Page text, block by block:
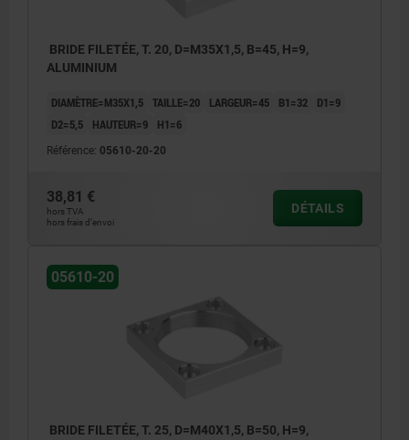
BRIDE FILETÉE, T. 20, D=M35X1,5, B=45, H=9,
ALUMINIUM
DIAMÈTRE=M35X1,5 TAILLE=20 LARGEUR=45 B1=32
D1=9
D2=5,5
HAUTEUR=9 H1=6
Référence: 05610-20-20
38,81 €
hors TVA
hors frais d’envoi
DÉTAILS
05610-20
BRIDE FILETÉE, T. 25, D=M40X1,5, B=50, H=9,